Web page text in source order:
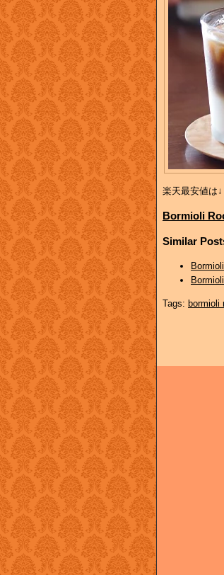
楽天最安値は↓
Bormioli
Similar
Tags: bormioli